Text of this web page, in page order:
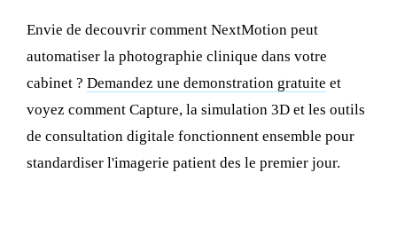
Envie de decouvrir comment NextMotion peut
automatiser la photographie clinique dans votre
cabinet ? Demandez une demonstration gratuite et
voyez comment Capture, la simulation 3D et les outils
de consultation digitale fonctionnent ensemble pour
standardiser l'imagerie patient des le premier jour.